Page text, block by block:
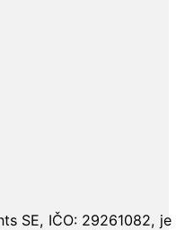
SE, IČO: 29261082,